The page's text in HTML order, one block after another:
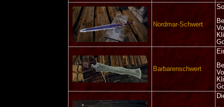
Nordmar-Schwert
Barbarenschwert